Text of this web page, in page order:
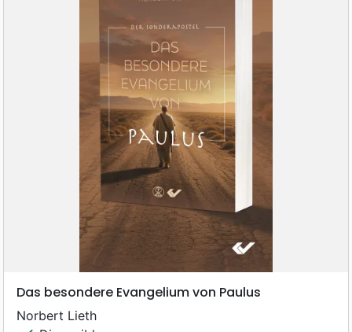
Das besondere Evangelium von Paulus
Norbert Lieth